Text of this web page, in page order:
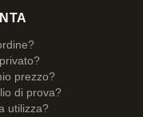
prezzo?
di prova?
utilizza?